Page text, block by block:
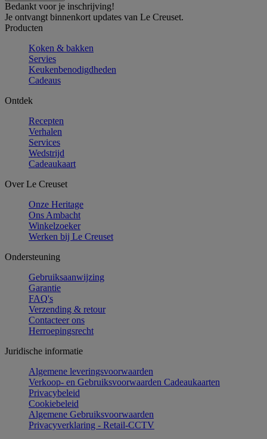
Bedankt voor je inschrijving!
Je ontvangt binnenkort updates van Le Creuset.
Producten
Koken & bakken
Servies
Keukenbenodigdheden
Cadeaus
Ontdek
Recepten
Verhalen
Services
Wedstrijd
Cadeaukaart
Over Le Creuset
Onze Heritage
Ons Ambacht
Winkelzoeker
Werken bij Le Creuset
Ondersteuning
Gebruiksaanwijzing
Garantie
FAQ's
Verzending & retour
Contacteer ons
Herroepingsrecht
Juridische informatie
Algemene leveringsvoorwaarden
Verkoop- en Gebruiksvoorwaarden Cadeaukaarten
Privacybeleid
Cookiebeleid
Algemene Gebruiksvoorwaarden
Privacyverklaring - Retail-CCTV